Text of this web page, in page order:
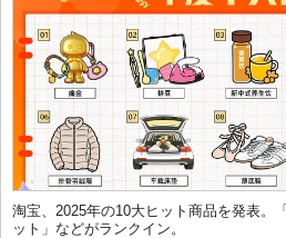
淘宝、2025年の10大ヒット商品を発表。
ット」などがランクイン。